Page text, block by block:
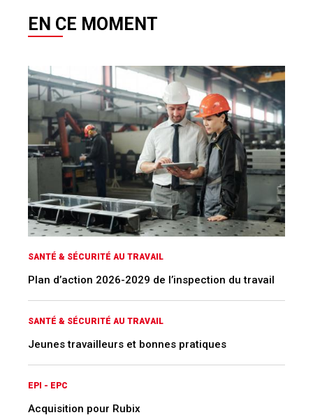
EN CE MOMENT
SANTÉ & SÉCURITÉ AU TRAVAIL
Plan d’action 2026-2029 de l’inspection du travail
SANTÉ & SÉCURITÉ AU TRAVAIL
Jeunes travailleurs et bonnes pratiques
EPI - EPC
Acquisition pour Rubix